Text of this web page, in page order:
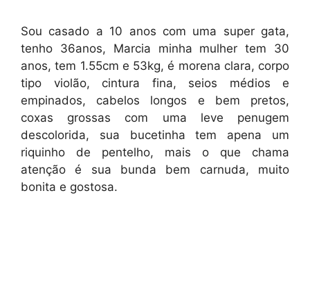
Sou casado a 10 anos com uma super gata,
tenho 36anos, Marcia minha mulher tem 30
anos, tem 1.55cm e 53kg, é morena clara, corpo
tipo violão, cintura fina, seios médios e
empinados, cabelos longos e bem pretos,
coxas grossas com uma leve penugem
descolorida, sua bucetinha tem apena um
riquinho de pentelho, mais o que chama
atenção é sua bunda bem carnuda, muito
bonita e gostosa.